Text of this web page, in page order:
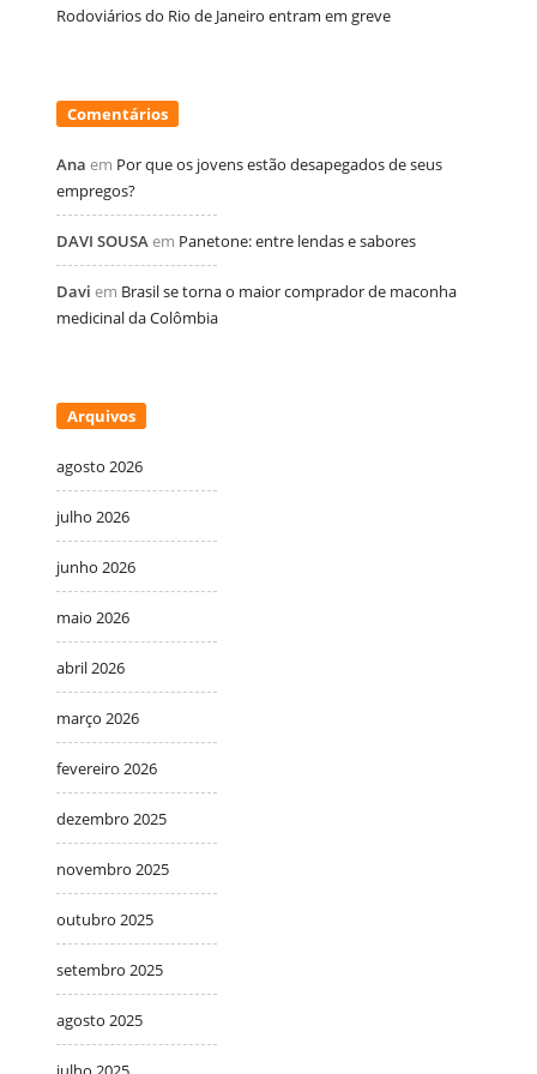
Rodoviários do Rio de Janeiro entram em greve
Comentários
Ana em Por que os jovens estão desapegados de seus
empregos?
DAVI SOUSAem Panetone: entre lendas e sabores
Davi em Brasil se torna o maior comprador de maconha
medicinal da Colômbia
Arquivos
agosto 2026
julho 2026
junho 2026
maio 2026
abril 2026
março 2026
fevereiro 2026
dezembro 2025
novembro 2025
outubro 2025
setembro 2025
agosto 2025